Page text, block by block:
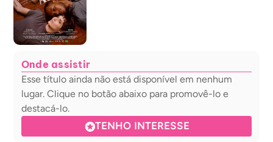
Onde assistir
Esse título ainda não está disponível em nenhum
lugar. Clique no botão abaixo para promovê-lo e
destacá-lo.
TENHO INTERESSE